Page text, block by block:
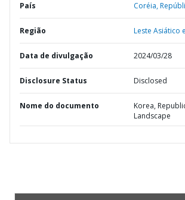
País Coréia,
Região Leste Asiático
Data de divulgação 2024/03/28
Disclosure Status Disclosed
Nome do documento
Korea,
Landscape